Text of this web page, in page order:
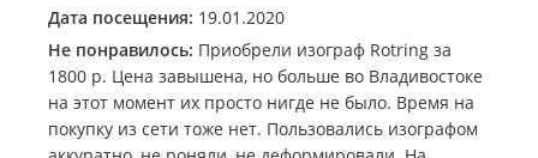
Дата посещения: 19.01.2020
Не понравилось: Приобрели изограф Rotring за
1800 р. Цена завышена, но больше во Владивостоке
на этот момент их просто нигде не было. Время на
покупку из сети тоже нет. Пользовались изографом